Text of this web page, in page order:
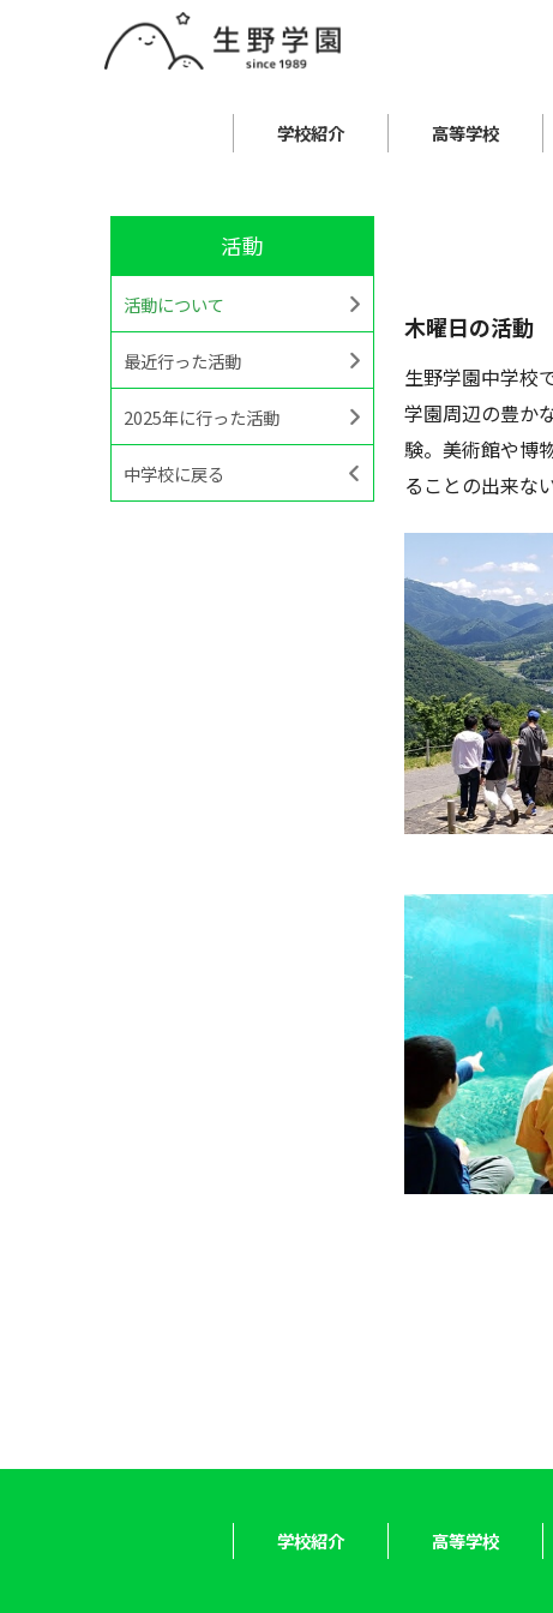
学校紹介 高等学校
活動
活動について
最近行った活動
2025年に行った活動
中学校に戻る
木曜日の活動
生野学園中学校
学園周辺の豊か
験。美術館や博
ることの出来な
学校紹介 高等学校